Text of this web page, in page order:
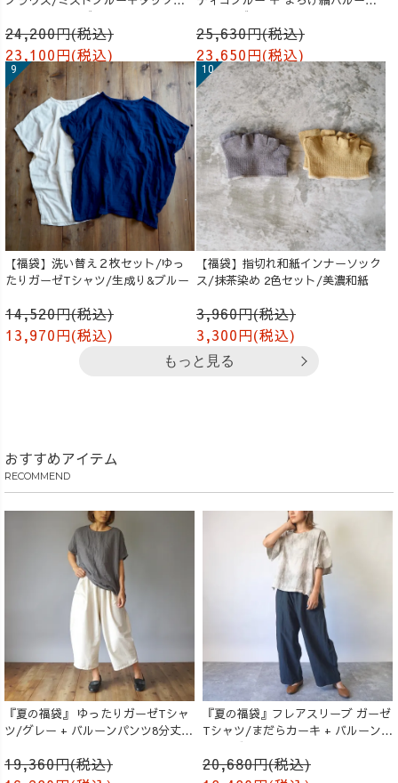
ルーンパンツ/グレージュ
24,200円(税込)
23,100円(税込)
パンツ/グレー
25,630円(税込)
23,650円(税込)
【福袋】洗い替え２枚セット/ゆっ
たりガーゼTシャツ/生成り&ブルー
14,520円(税込)
13,970円(税込)
【福袋】指切れ和紙インナーソック
ス/抹茶染め 2色セット/美濃和紙
3,960円(税込)
3,300円(税込)
もっと見る
おすすめアイテム
RECOMMEND
『夏の福袋』 ゆったりガーゼTシャ
ツ/グレー + バルーンパンツ8分丈/
19,360円(税込)
『夏の福袋』フレアスリーブ ガーゼ
Tシャツ/まだらカーキ + バルーンパ
ンツ/ブラック
20,680円(税込)